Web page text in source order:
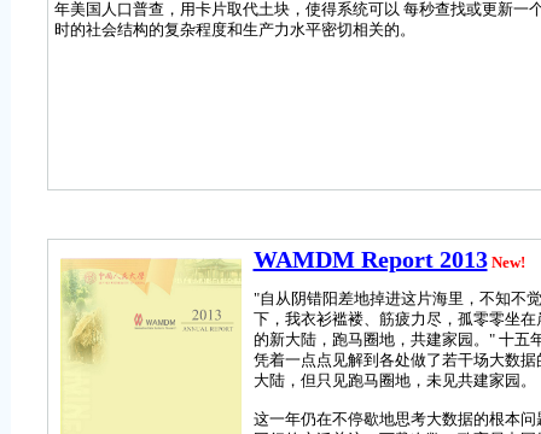
年美国人口普查，用卡片取代土块，使得系统可以 每秒查找或更新
时的社会结构的复杂程度和生产力水平密切相关的。
WAMDM Report 2013 New!
"自从阴错阳差地掉进这片海里，不知不
下，我衣衫褴褛、筋疲力尽，孤零零坐
的新大陆，跑马圈地，共建家园。" 十五
凭着一点点见解到各处做了若干场大数
大陆，但只见跑马圈地，未见共建家园。
这一年仍在不停歇地思考大数据的根本